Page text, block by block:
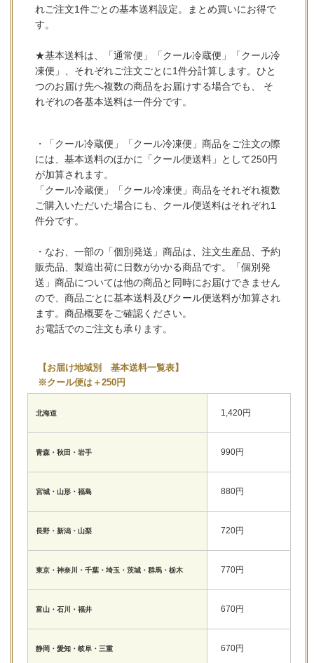
れご注文1件ごとの基本送料設定。まとめ買いにお得で
す。
★基本送料は、「通常便」「クール冷蔵便」「クール冷
凍便」、それぞれご注文ごとに1件分計算します。ひと
つのお届け先へ複数の商品をお届けする場合でも、 そ
れぞれの各基本送料は一件分です。
・「クール冷蔵便」「クール冷凍便」商品をご注文の際
には、基本送料のほかに「クール便送料」として250円
が加算されます。
「クール冷蔵便」「クール冷凍便」商品をそれぞれ複数
ご購入いただいた場合にも、クール便送料はそれぞれ1
件分です。
・なお、一部の「個別発送」商品は、注文生産品、予約
販売品、製造出荷に日数がかかる商品です。「個別発
送」商品については他の商品と同時にお届けできません
ので、商品ごとに基本送料及びクール便送料が加算され
ます。商品概要をご確認ください。
お電話でのご注文も承ります。
【お届け地域別 基本送料一覧表】
※クール便は＋250円
北海道 1,420円
青森・秋田・岩手 990円
宮城・山形・福島 880円
長野・新潟・山梨 720円
東京・神奈川・千葉・埼玉・茨城・群馬・栃木 770円
富山・石川・福井 670円
静岡・愛知・岐阜・三重 670円